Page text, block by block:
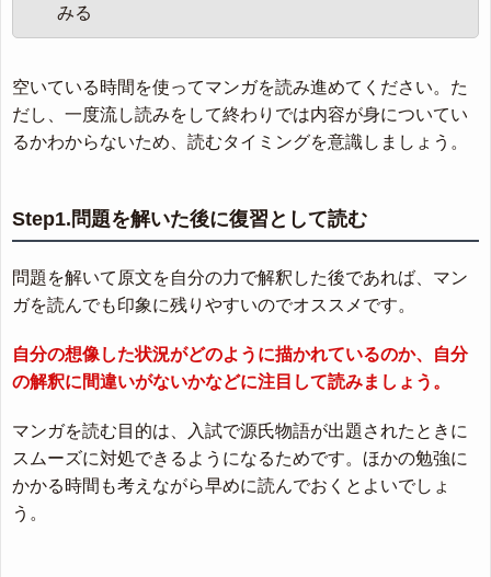
みる
空いている時間を使ってマンガを読み進めてください。た
だし、一度流し読みをして終わりでは内容が身についてい
るかわからないため、読むタイミングを意識しましょう。
Step1.問題を解いた後に復習として読む
問題を解いて原文を自分の力で解釈した後であれば、マン
ガを読んでも印象に残りやすいのでオススメです。
自分の想像した状況がどのように描かれているのか、自分
の解釈に間違いがないかなどに注目して読みましょう。
マンガを読む目的は、入試で源氏物語が出題されたときに
スムーズに対処できるようになるためです。ほかの勉強に
かかる時間も考えながら早めに読んでおくとよいでしょ
う。